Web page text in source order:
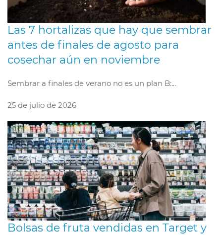
Las 7 hortalizas que hay que sembrar
antes de finales de agosto para
cosechar aún en noviembre
Sembrar a finales de verano no es un plan B:...
25 de julio de 2026
Bolsas de fruta vendidas en Target y